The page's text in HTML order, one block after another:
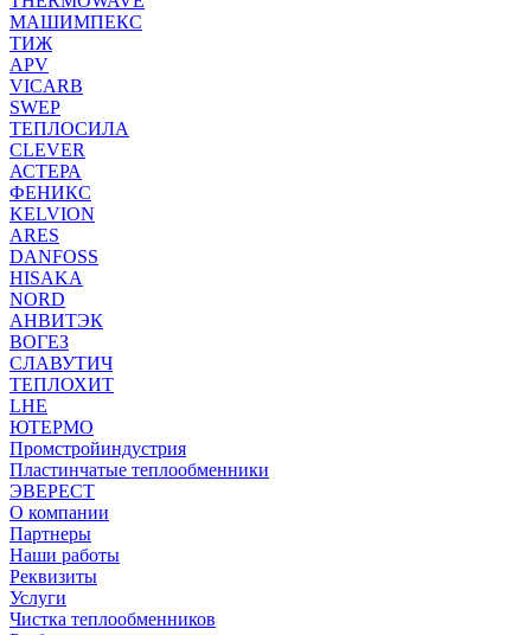
МАШИМПЕКС
ТИЖ
APV
VICARB
SWEP
ТЕПЛОСИЛА
CLEVER
АСТЕРА
ФЕНИКС
KELVION
ARES
DANFOSS
HISAKA
NORD
АНВИТЭК
ВОГЕЗ
СЛАВУТИЧ
ТЕПЛОХИТ
LHE
ЮТЕРМО
Промстройиндустрия
Пластинчатые теплообменники
ЭВЕРЕСТ
О компании
Партнеры
Наши работы
Реквизиты
Услуги
Чистка теплообменников